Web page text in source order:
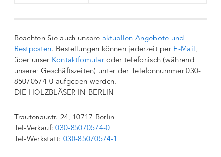
Beachten Sie auch unsere aktuellen Angebote und
Restposten. Bestellungen können jederzeit per E-Mail,
über unser Kontaktfomular oder telefonisch (während
unserer Geschäftszeiten) unter der Telefonnummer 030-
85070574-0 aufgeben werden.
DIE HOLZBLÄSER IN BERLIN
Trautenaustr. 24, 10717 Berlin
Tel-Verkauf:030-85070574-0
Tel-Werkstatt:030-85070574-1